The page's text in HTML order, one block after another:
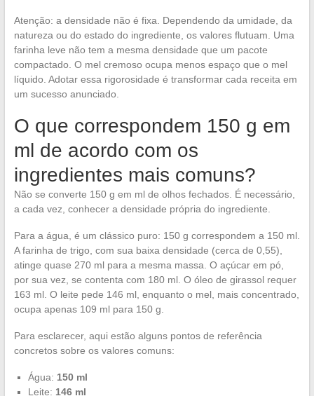
Atenção: a densidade não é fixa. Dependendo da umidade, da
natureza ou do estado do ingrediente, os valores flutuam. Uma
farinha leve não tem a mesma densidade que um pacote
compactado. O mel cremoso ocupa menos espaço que o mel
líquido. Adotar essa rigorosidade é transformar cada receita em
um sucesso anunciado.
O que correspondem 150 g em
ml de acordo com os
ingredientes mais comuns?
Não se converte 150 g em ml de olhos fechados. É necessário,
a cada vez, conhecer a densidade própria do ingrediente.
Para a água, é um clássico puro: 150 g correspondem a 150 ml.
A farinha de trigo, com sua baixa densidade (cerca de 0,55),
atinge quase 270 ml para a mesma massa. O açúcar em pó,
por sua vez, se contenta com 180 ml. O óleo de girassol requer
163 ml. O leite pede 146 ml, enquanto o mel, mais concentrado,
ocupa apenas 109 ml para 150 g.
Para esclarecer, aqui estão alguns pontos de referência
concretos sobre os valores comuns:
Água: 150 ml
Leite: 146 ml